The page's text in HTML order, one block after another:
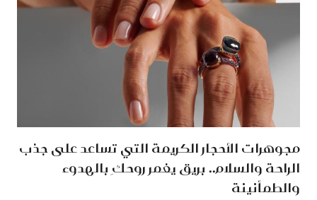
مجوهرات الأحجار الكريمة التي تساعد على جذب
الراحة والسلام.. بريق يغمر روحكِ بالهدوء
والطمأنينة